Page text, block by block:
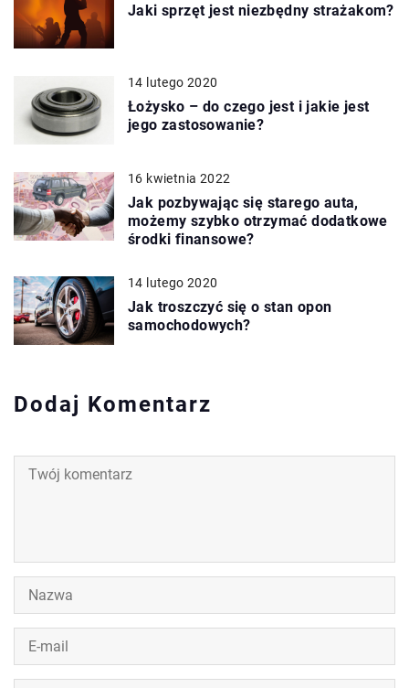
Jaki sprzęt jest niezbędny strażakom?
14 lutego 2020
Łożysko – do czego jest i jakie jest
jego zastosowanie?
16 kwietnia 2022
Jak pozbywając się starego auta,
możemy szybko otrzymać dodatkowe
środki finansowe?
14 lutego 2020
Jak troszczyć się o stan opon
samochodowych?
Dodaj Komentarz